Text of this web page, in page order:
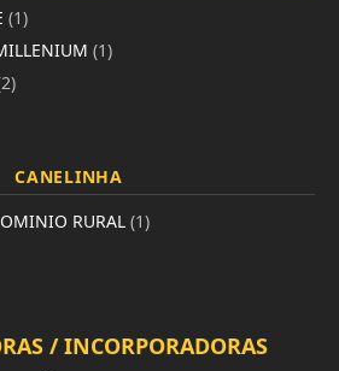
(1)
(1)
CANELINHA
RURAL (1)
/ INCORPORADORAS